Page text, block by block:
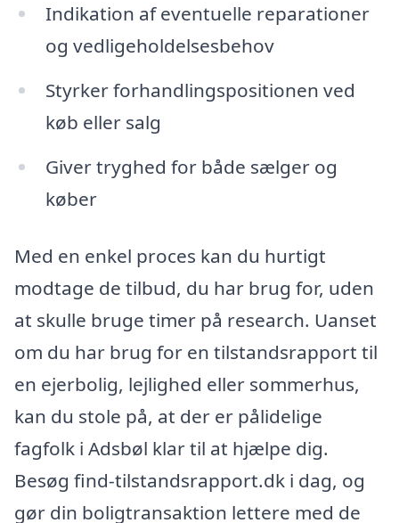
Indikation af eventuelle reparationer
og vedligeholdelsesbehov
Styrker forhandlingspositionen ved
køb eller salg
Giver tryghed for både sælger og
køber
Med en enkel proces kan du hurtigt
modtage de tilbud, du har brug for, uden
at skulle bruge timer på research. Uanset
om du har brug for en tilstandsrapport til
en ejerbolig, lejlighed eller sommerhus,
kan du stole på, at der er pålidelige
fagfolk i Adsbøl klar til at hjælpe dig.
Besøg find-tilstandsrapport.dk i dag, og
gør din boligtransaktion lettere med de